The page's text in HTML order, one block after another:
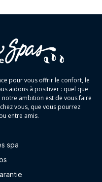
pour vous offrir le confort, le
aidons à positiver : quel que
ambition est de vous faire
vous, que vous pourrez
entre amis.
spa